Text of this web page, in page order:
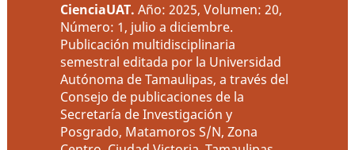
CienciaUAT. Año: 2025, Volumen: 20,
Número: 1, julio a diciembre.
Publicación multidisciplinaria
semestral editada por la Universidad
Autónoma de Tamaulipas, a través del
Consejo de publicaciones de la
Secretaría de Investigación y
Posgrado, Matamoros S/N, Zona